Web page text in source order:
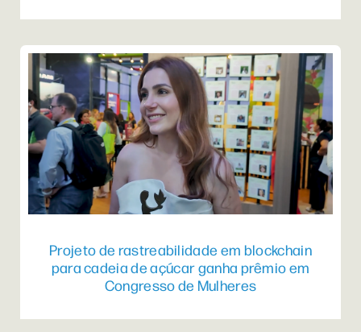
Projeto de rastreabilidade em blockchain
para cadeia de açúcar ganha prêmio em
Congresso de Mulheres